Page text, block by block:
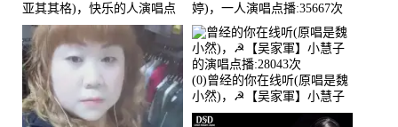
亚其其格)，快乐的人演唱点
播:36次
婷)，一人演唱点播:35667次
(0)曾经的你在线听(原唱是魏
小然)，☭【吴家軍】小慧子
的演唱点播:28043次